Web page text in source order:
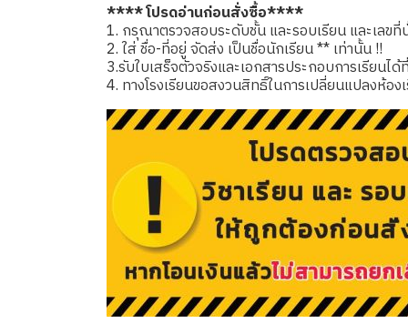
**** โปรดอ่านก่อนสั่งซื้อ****
1. กรุณาตรวจสอบระดับชั้น และรอบเรียน และเลข
2. ใส่ ชื่อ-ที่อยู่ จัดส่ง เป็นชื่อนักเรียน ** เท่านั้น !!
3.รับใบเสร็จตัวจริงและเอกสารประกอบการเรียนไ
4. ทางโรงเรียนขอสงวนสิทธิ์ในการเปลี่ยนแปลงห้อ